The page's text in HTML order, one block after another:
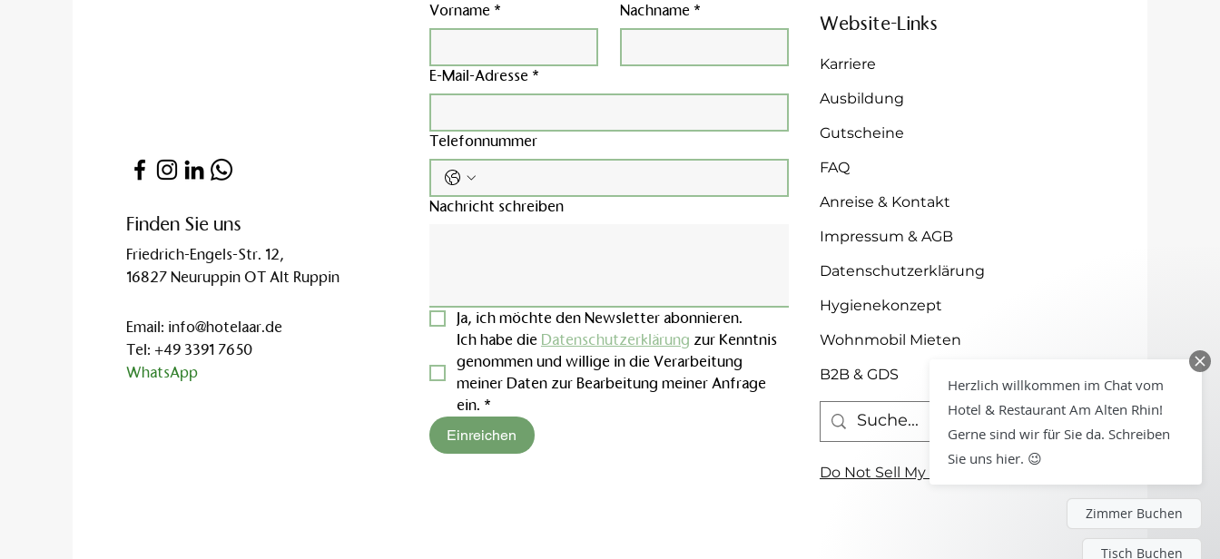
Finden Sie uns
Friedrich-Engels-Str. 12,
16827 Neuruppin OT Alt Ruppin
Email: info@hotelaar.de
Tel: +49 3391 7650
WhatsApp
Vorname * Nachname *
E-Mail-Adresse *
Telefonnummer
Nachricht schreiben
Ja, ich möchte den Newsletter abonnieren.
Ich habe die Datenschutzerklärung zur Kenntnis
genommen und willige in die Verarbeitung
meiner Daten zur Bearbeitung meiner Anfrage
ein. *
Einreichen
Website-Links
Karriere
Ausbildung
Gutscheine
FAQ
Anreise & Kontakt
Impressum & AGB
Datenschutzerklärung
Hygienekonzept
Wohnmobil Mieten
B2B & GDS
Do Not Sell My Personal Information
Herzlich willkommen im Chat vom
Hotel & Restaurant Am Alten Rhin!
Gerne sind wir für Sie da. Schreiben
Sie uns hier. 😉
Zimmer Buchen
Tisch Buchen